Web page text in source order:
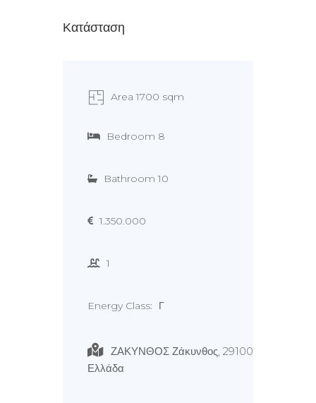
Κατάσταση
Area 1700 sqm
Bedroom 8
Bathroom 10
1.350.000
1
Energy Class: Γ
ΖΑΚΥΝΘΟΣ Ζάκυνθος, 29100
Ελλάδα